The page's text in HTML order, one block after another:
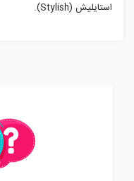
استایلیش (Stylish).